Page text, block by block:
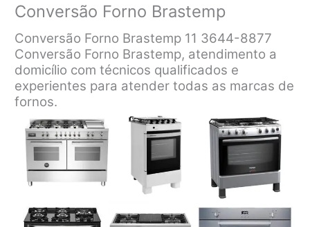
Conversão Forno Brastemp
Conversão Forno Brastemp 11 3644-8877
Conversão Forno Brastemp, atendimento a
domicílio com técnicos qualificados e
experientes para atender todas as marcas de
fornos.